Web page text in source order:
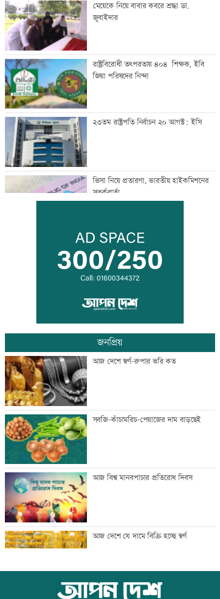
মেয়েকে নিয়ে বাবার কবরে শ্রদ্ধা ডা.
জুবাইদার
রাষ্ট্রবিরোধী তৎপরতায় ৪০৪ শিক্ষক, ইবি
জিয়া পরিষদের নিন্দা
২৩তম রাষ্ট্রপতি নির্বাচন ২০ আগস্ট: ইসি
ভিসা নিয়ে প্রতারণা, ভারতীয় হাইকমিশনের
সতর্কবার্তা
জুলাইয়ে সড়কে ঝরেছে ৪১৬ প্রাণ
জুলাই স্মৃতি জাদুঘর উন্মুক্ত, প্রথম দিনেই
উপচে পড়া ভিড়
জোড়া গোলে মেসির নতুন রেকর্ড
ঢাকার চারপাশের নদীদূষণ রোধে
কর্মপরিকল্পনার নির্দেশ
গণভোটের রায় বাস্তবায়নে ১১ দলের লংমার্চের
ঘোষণা
এসবিএসি ব্যাংকের কর্পোরেট পরিচালকের
শেয়ার বিক্রির ঘোষণা
পোলট্রি মুরগির মাংসে মাত্রাতিরিক্ত
জনপ্রিয়
আজ দেশে স্বর্ণ-রুপার ভরি কত
সবজি-কাঁচামরিচ-পেয়াজের দাম বাড়ছেই
আজ বিশ্ব মানবপাচার প্রতিরোধ দিবস
আজ দেশে যে দামে বিক্রি হচ্ছে স্বর্ণ
আজ বিশ্ব বন্ধু দিবস